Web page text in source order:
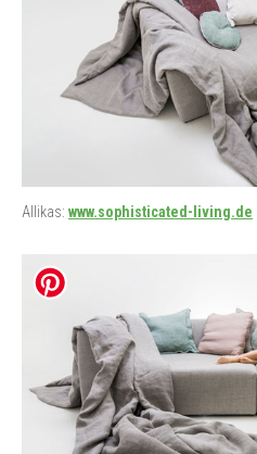
Allikas: www.sophisticated-living.de